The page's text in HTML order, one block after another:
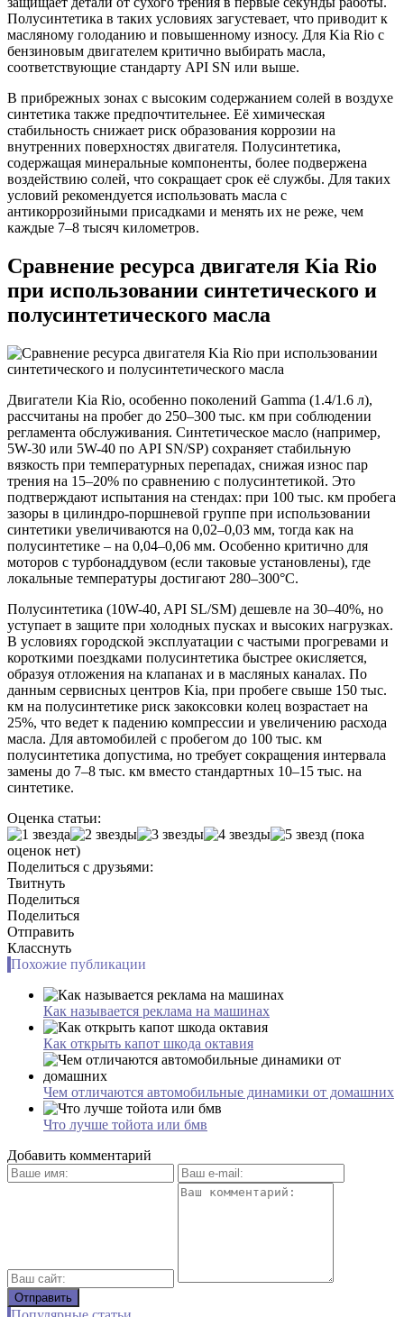
Полусинтетика в таких условиях загустевает, что приводит к
масляному голоданию и повышенному износу. Для Kia Rio с
бензиновым двигателем критично выбирать масла,
соответствующие стандарту API SN или выше.
В прибрежных зонах с высоким содержанием солей в воздухе
синтетика также предпочтительнее. Её химическая
стабильность снижает риск образования коррозии на
внутренних поверхностях двигателя. Полусинтетика,
содержащая минеральные компоненты, более подвержена
воздействию солей, что сокращает срок её службы. Для таких
условий рекомендуется использовать масла с
антикоррозийными присадками и менять их не реже, чем
каждые 7–8 тысяч километров.
Сравнение ресурса двигателя Kia Rio
при использовании синтетического и
полусинтетического масла
Двигатели Kia Rio, особенно поколений Gamma (1.4/1.6 л),
рассчитаны на пробег до 250–300 тыс. км при соблюдении
регламента обслуживания. Синтетическое масло (например,
5W-30 или 5W-40 по API SN/SP) сохраняет стабильную
вязкость при температурных перепадах, снижая износ пар
трения на 15–20% по сравнению с полусинтетикой. Это
подтверждают испытания на стендах: при 100 тыс. км пробега
зазоры в цилиндро-поршневой группе при использовании
синтетики увеличиваются на 0,02–0,03 мм, тогда как на
полусинтетике – на 0,04–0,06 мм. Особенно критично для
моторов с турбонаддувом (если таковые установлены), где
локальные температуры достигают 280–300°C.
Полусинтетика (10W-40, API SL/SM) дешевле на 30–40%, но
уступает в защите при холодных пусках и высоких нагрузках.
В условиях городской эксплуатации с частыми прогревами и
короткими поездками полусинтетика быстрее окисляется,
образуя отложения на клапанах и в масляных каналах. По
данным сервисных центров Kia, при пробеге свыше 150 тыс.
км на полусинтетике риск закоксовки колец возрастает на
25%, что ведет к падению компрессии и увеличению расхода
масла. Для автомобилей с пробегом до 100 тыс. км
полусинтетика допустима, но требует сокращения интервала
замены до 7–8 тыс. км вместо стандартных 10–15 тыс. на
синтетике.
Оценка статьи:
(пока
оценок нет)
Поделиться с друзьями:
Твитнуть
Поделиться
Поделиться
Отправить
Класснуть
Похожие публикации
Как называется реклама на машинах
Как открыть капот шкода октавия
Чем отличаются автомобильные динамики от домашних
Что лучше тойота или бмв
Добавить комментарий